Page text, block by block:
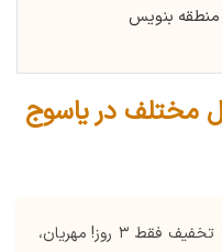
منطقه بنویس
مختلف در یاسوج
مهریان،